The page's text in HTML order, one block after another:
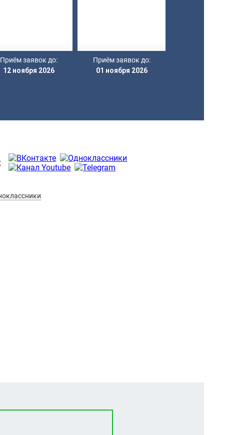
Приём заявок до:
12 ноября 2026
Приём заявок до:
01 ноября 2026